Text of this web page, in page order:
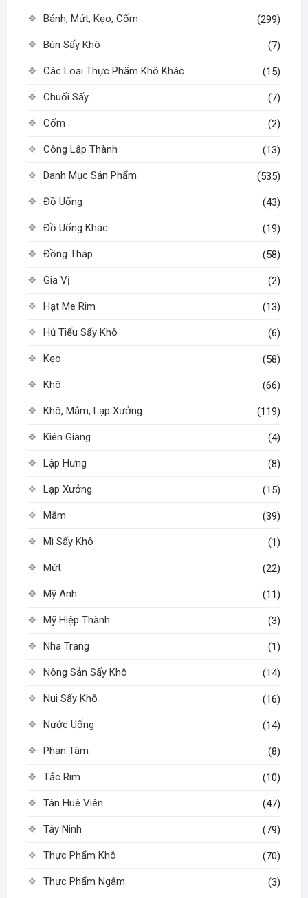
Bánh, Mứt, Kẹo, Cốm (299)
Bún Sấy Khô (7)
Các Loại Thực Phẩm Khô Khác (15)
Chuối Sấy (7)
Cốm (2)
Công Lập Thành (13)
Danh Mục Sản Phẩm (535)
Đồ Uống (43)
Đồ Uống Khác (19)
Đồng Tháp (58)
Gia Vị (2)
Hạt Me Rim (13)
Hủ Tiếu Sấy Khô (6)
Kẹo (58)
Khô (66)
Khô, Mắm, Lạp Xưởng (119)
Kiên Giang (4)
Lập Hưng (8)
Lạp Xưởng (15)
Mắm (39)
Mì Sấy Khô (1)
Mứt (22)
Mỹ Anh (11)
Mỹ Hiệp Thành (3)
Nha Trang (1)
Nông Sản Sấy Khô (14)
Nui Sấy Khô (16)
Nước Uống (14)
Phan Tâm (8)
Tắc Rim (10)
Tân Huê Viên (47)
Tây Ninh (79)
Thực Phẩm Khô (70)
Thực Phẩm Ngâm (3)